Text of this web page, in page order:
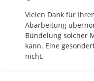
Vielen Dank für
Abarbeitung
Bündelung solcher
kann. Eine
nicht.